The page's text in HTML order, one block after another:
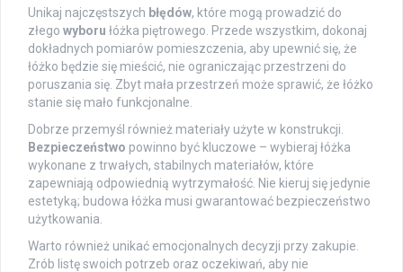
Unikaj najczęstszych błędów, które mogą prowadzić do
złego wyboru łóżka piętrowego. Przede wszystkim, dokonaj
dokładnych pomiarów pomieszczenia, aby upewnić się, że
łóżko będzie się mieścić, nie ograniczając przestrzeni do
poruszania się. Zbyt mała przestrzeń może sprawić, że łóżko
stanie się mało funkcjonalne.
Dobrze przemyśl również materiały użyte w konstrukcji.
Bezpieczeństwo powinno być kluczowe – wybieraj łóżka
wykonane z trwałych, stabilnych materiałów, które
zapewniają odpowiednią wytrzymałość. Nie kieruj się jedynie
estetyką; budowa łóżka musi gwarantować bezpieczeństwo
użytkowania.
Warto również unikać emocjonalnych decyzji przy zakupie.
Zrób listę swoich potrzeb oraz oczekiwań, aby nie